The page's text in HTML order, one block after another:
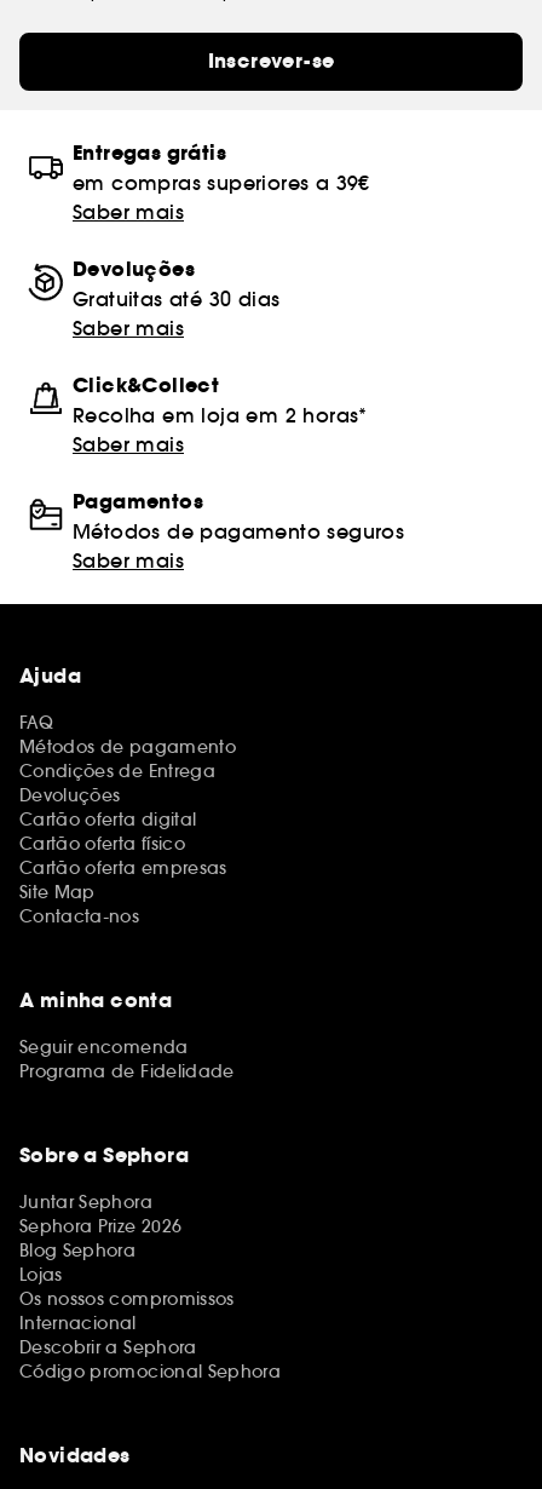
Inscrever-se
Entregas grátis
em compras superiores a 39€
Saber mais
Devoluções
Gratuitas até 30 dias
Saber mais
Click&Collect
Recolha em loja em 2 horas*
Saber mais
Pagamentos
Métodos de pagamento seguros
Saber mais
Ajuda
FAQ
Métodos de pagamento
Condições de Entrega
Devoluções
Cartão oferta digital
Cartão oferta físico
Cartão oferta empresas
Site Map
Contacta-nos
A minha conta
Seguir encomenda
Programa de Fidelidade
Sobre a Sephora
Juntar Sephora
Sephora Prize 2026
Blog Sephora
Lojas
Os nossos compromissos
Internacional
Descobrir a Sephora
Código promocional Sephora
Novidades